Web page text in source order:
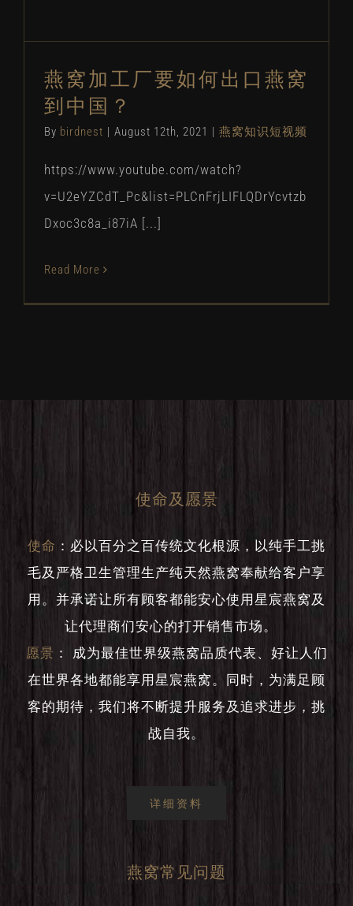
燕窝加工厂要如何出口燕窝
到中国？
By birdnest August 12th, 2021 燕窝知识短视频
https://www.youtube.com/watch?
v=U2eYZCdT_Pc&list=PLCnFrjLIFLQDrYcvtzb
Dxoc3c8a_i87iA [...]
Read More
使命及愿景
使命 ： 必以百分之百传统文化根源，以纯手工挑
毛及严格卫生管理生产纯天然燕窝奉献给客户享
用。并承诺让所有顾客都能安心使用星宸燕窝及
让代理商们安心的打开销售市场。
愿景 ：
成为最佳世界级燕窝品质代表、好让人们
在世界各地都能享用星宸燕窝。同时，为满足顾
客的期待，我们将不断提升服务及追求进步，挑
战自我。
详细资料
燕窝常见问题